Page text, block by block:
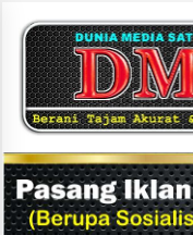
content